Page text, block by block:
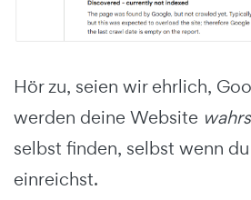
Hör zu, seien wir ehrlich,
werden deine Website
selbst finden, selbst wenn
einreichst.